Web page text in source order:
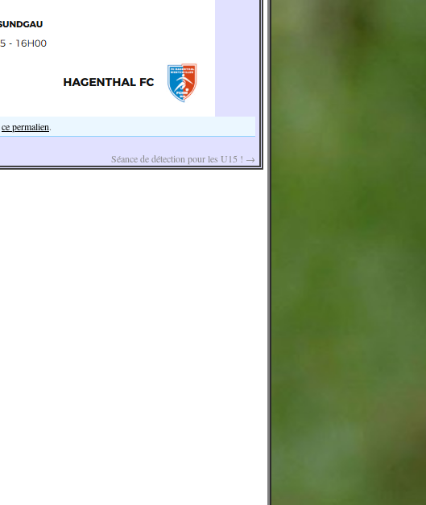
ce permalien.
Séance de détection pour les U15 ! →